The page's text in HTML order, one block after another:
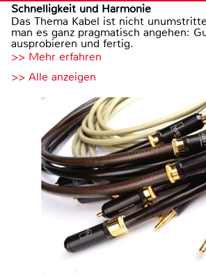
Schnelligkeit und Harmonie
Das Thema Kabel ist nicht
man es ganz pragmatisch angehen:
ausprobieren und fertig.
>> Mehr erfahren
>> Alle anzeigen